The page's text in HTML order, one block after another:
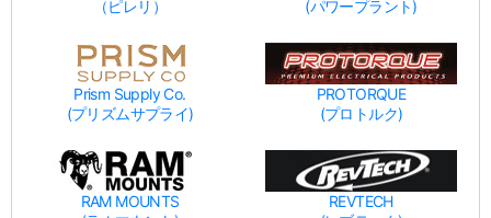
（ピレリ）
(パワープラント)
Prism Supply Co.
(プリズムサプライ)
PROTORQUE
(プロトルク)
RAM MOUNTS
REVTECH